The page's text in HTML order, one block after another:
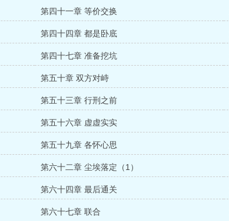
第四十一章 等价交换
第四十四章 都是卧底
第四十七章 准备挖坑
第五十章 双方对峙
第五十三章 行刑之前
第五十六章 虚虚实实
第五十九章 各怀心思
第六十二章 尘埃落定（1）
第六十四章 最后通关
第六十七章 联合